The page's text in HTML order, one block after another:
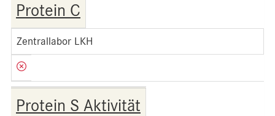
Protein C
Zentrallabor LKH
Protein S Aktivität